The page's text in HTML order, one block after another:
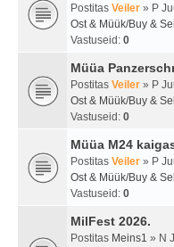
Postitas Veiler » P
Ost & Müük/Buy & Sell
Vastuseid: 0
Müüa
Postitas Veiler » P
Ost & Müük/Buy & Sell
Vastuseid: 0
Müüa M24
Postitas Veiler » P
Ost & Müük/Buy & Sell
Vastuseid: 0
MilFest 2026.
Postitas Meins1 » N